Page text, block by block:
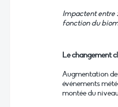
Impactent entre
fonction du
Le changement
Augmentation
événements
montée du